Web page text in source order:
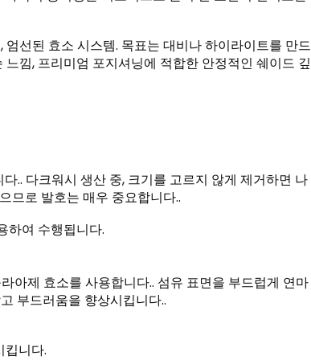
선된 효소 시스템. 목표는 대비나 하이라이트를 만드
낌, 프리미엄 포지셔닝에 적합한 안정적인 쉐이드 깊
.. 다크워시 생산 중, 크기를 고르지 않게 제거하면 나
므로 발호는 매우 중요합니다..
하여 수행됩니다.
아제 효소를 사용합니다.. 섬유 표면을 부드럽게 연마
부드러움을 향상시킵니다..
킵니다.